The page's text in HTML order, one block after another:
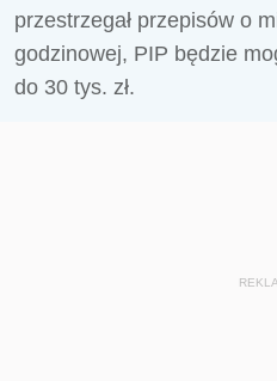
przestrzegał przepisów o
godzinowej, PIP będzie
do 30 tys. zł.